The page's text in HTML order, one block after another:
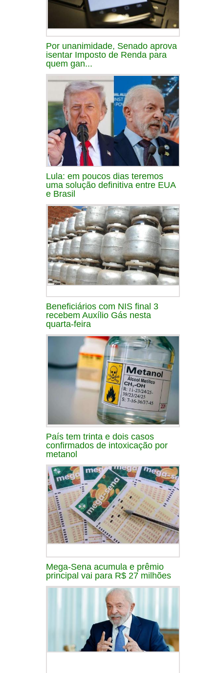
Por unanimidade, Senado aprova
isentar Imposto de Renda para
quem gan...
Lula: em poucos dias teremos
uma solução definitiva entre EUA
e Brasil
Beneficiários com NIS final 3
recebem Auxílio Gás nesta
quarta-feira
País tem trinta e dois casos
confirmados de intoxicação por
metanol
Mega-Sena acumula e prêmio
principal vai para R$ 27 milhões